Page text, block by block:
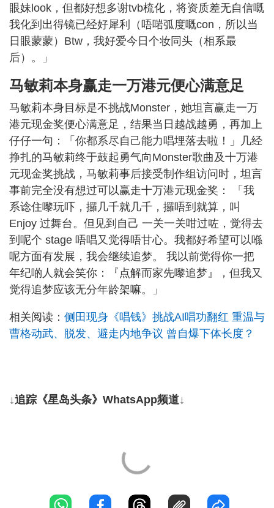
眼妹look，但都好想多谢tvb梳化，将资质差无自信嘅
我化到出得镜已经好犀利（唔啱弧度嘅con，所以当
日眼蒙蒙）Btw，我好爱今日个妆同头（相系最
后）。」
马敏莉本身赢走一万港元便心满意足
马敏莉本身目标是不挑战Monster，她坦言赢走一万
港元现金奖便心满意足，结果当日越战越勇，再加上
仔仔一句：「你都系尽自己能力唱埋落去啦！」几经
挣扎的马敏莉终于鼓起勇气向Monster歌曲及十万港
元现金奖挑战，马敏莉事后接受制作组访问时，坦言
事前完全没有想过可以赢走十万港元现金奖： 「我
系谂住嚟玩吓，攞几千就几千，攞唔到就算，叫
Enjoy 过舞台。但见到自己 一关一关咁过咗，觉得去
到呢个 stage 唔唱又觉得唔甘心。我都好希望可以喺
呢方面有发展，我会继续追梦。 我以前觉得你一把
年纪啲人就会笑你：『点解而家先嚟追梦』，但我又
觉得追梦应该无分年龄架嘛。」
相关阅读： 侧田现身《唱钱》挑战AI唱功翻红 重温与
曹格动武、脱发、避走内地争议 曾自爆下体长度？
↓追踪《星岛头条》WhatsApp频道↓